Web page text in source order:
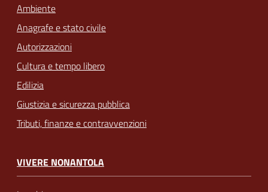
Ambiente
Anagrafe e stato civile
Autorizzazioni
Cultura e tempo libero
Edilizia
Giustizia e sicurezza pubblica
Tributi, finanze e contravvenzioni
VIVERE NONANTOLA